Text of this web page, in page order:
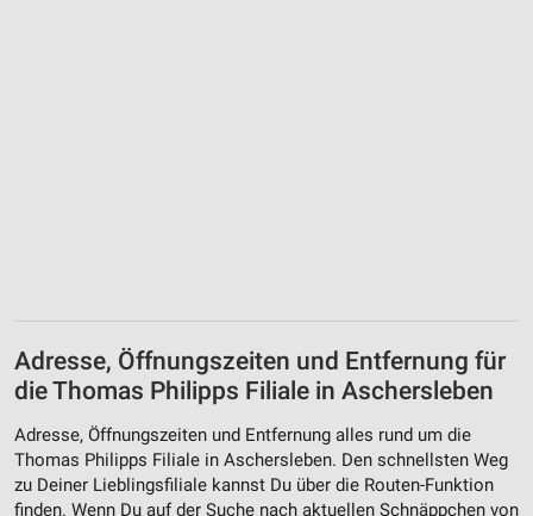
Adresse, Öffnungszeiten und Entfernung für
die Thomas Philipps Filiale in Aschersleben
Adresse, Öffnungszeiten und Entfernung alles rund um die
Thomas Philipps Filiale in Aschersleben. Den schnellsten Weg
zu Deiner Lieblingsfiliale kannst Du über die Routen-Funktion
finden. Wenn Du auf der Suche nach aktuellen Schnäppchen von